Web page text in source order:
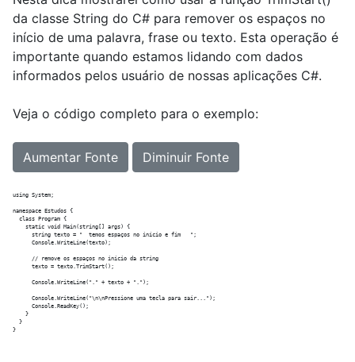
da classe String do C# para remover os espaços no
início de uma palavra, frase ou texto. Esta operação é
importante quando estamos lidando com dados
informados pelos usuário de nossas aplicações C#.
Veja o código completo para o exemplo:
Aumentar Fonte Diminuir Fonte
using System;
namespace Estudos {
  class Program {
    static void Main(string[] args) {
      string texto = "  temos espaços no início e fim   ";
      Console.WriteLine(texto);
      // remove os espaços no início da string
      texto = texto.TrimStart();
      Console.WriteLine("." + texto + ".");
      Console.WriteLine("\n\nPressione uma tecla para sair...");
      Console.ReadKey();
    }
  }